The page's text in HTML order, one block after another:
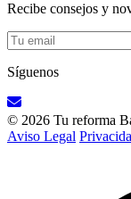
Recibe consejos y
Síguenos
© 2026 Tu reforma
Aviso Legal